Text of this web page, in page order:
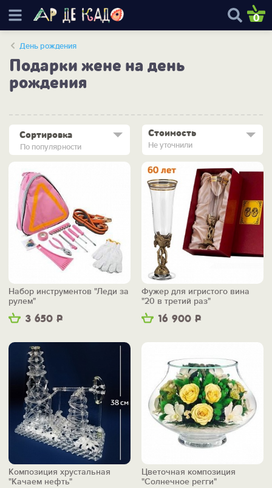
0
День рождения
Подарки жене на день
рождения
По популярности
Сортировка Стоимость
Не уточнили
3 650 Р
Набор инструментов "Леди за
рулем"
16 900 Р
Фужер для игристого вина
"20 в третий раз"
Композиция хрустальная
"Качаем нефть"
Цветочная композиция
"Солнечное регги"